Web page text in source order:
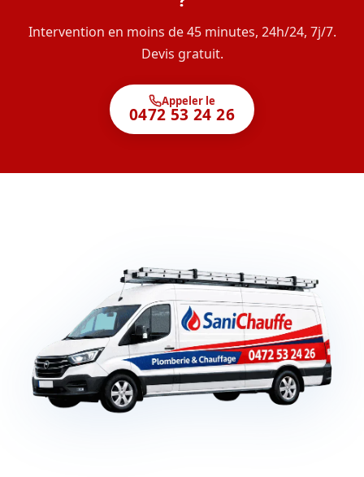
Intervention en moins de 45 minutes, 24h/24, 7j/7.
Devis gratuit.
Appeler le
0472 53 24 26